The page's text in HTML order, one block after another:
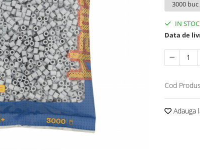
IN STOC
Data de
Cod
Adauga